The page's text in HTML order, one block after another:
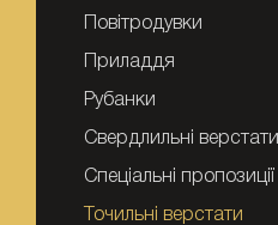
Повітродувки
Приладдя
Рубанки
Свердлильні верстати
Спеціальні пропозиції
Точильні верстати